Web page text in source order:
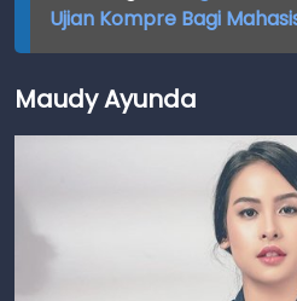
Ujian Kompre Bagi
Maudy Ayunda